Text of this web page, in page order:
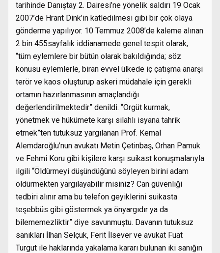
tarihinde Danıştay 2. Dairesi’ne yönelik saldırı 19 Ocak
2007’de Hrant Dink’in katledilmesi gibi bir çok olaya
gönderme yapılıyor. 10 Temmuz 2008’de kaleme alınan
2 bin 455sayfalık iddianamede genel tespit olarak,
“tüm eylemlere bir bütün olarak bakıldığında; söz
konusu eylemlerle, biran evvel ülkede iç çatışma anarşi
terör ve kaos oluşturup askeri müdahale için gerekli
ortamın hazırlanmasının amaçlandığı
değerlendirilmektedir” denildi. “Örgüt kurmak,
yönetmek ve hükümete karşı silahlı isyana tahrik
etmek”ten tutuksuz yargılanan Prof. Kemal
Alemdaroğlu’nun avukatı Metin Çetinbaş, Orhan Pamuk
ve Fehmi Koru gibi kişilere karşı suikast konuşmalarıyla
ilgili “Öldürmeyi düşündüğünü söyleyen birini adam
öldürmekten yargılayabilir misiniz? Can güvenliği
tedbiri alınır ama bu telefon geyiklerini suikasta
teşebbüs gibi göstermek ya önyargıdır ya da
bilememezliktir” diye savunmuştu. Davanın tutuksuz
sanıkları İlhan Selçuk, Ferit İlsever ve avukat Fuat
Turgut ile haklarında yakalama kararı bulunan iki sanığın